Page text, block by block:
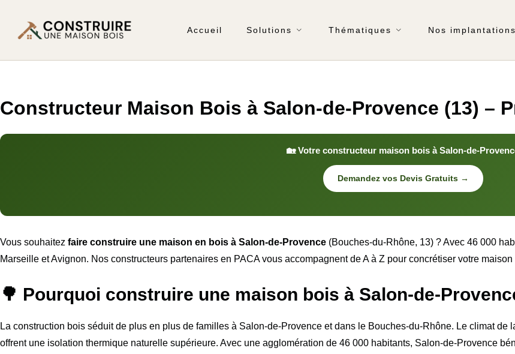
Accueil Solutions Thématiques Nos implantations
Constructeur Maison Bois à Salon-de-Provence (13) –
🏡 Votre constructeur maison bois à Salon-de-
Demandez vos Devis Gratuits →
Vous souhaitez faire construire une maison en bois à Salon-de-Provence (Bouches-du-Rhône, 13) ? Avec 46 000
Marseille et Avignon. Nos constructeurs partenaires en PACA vous accompagnent de A à Z pour concrétiser votre
🌳 Pourquoi construire une maison bois à Salon-de-
La construction bois séduit de plus en plus de familles à Salon-de-Provence et dans le Bouches-du-Rhône. Le climat
offrent une isolation thermique naturelle supérieure. Avec une agglomération de 46 000 habitants, Salon-de-Provence